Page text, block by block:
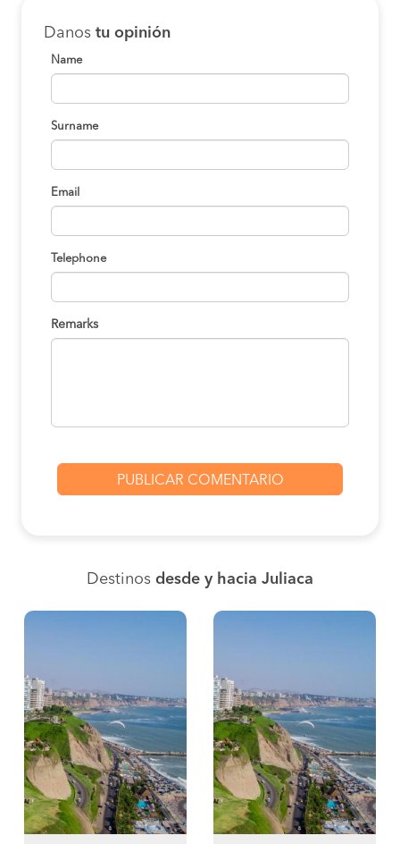
Danos tu opinión
Name
Surname
Email
Telephone
Remarks
Destinos desde y hacia Juliaca